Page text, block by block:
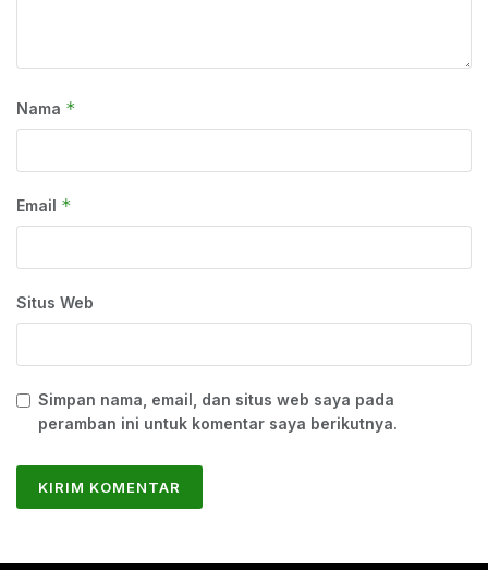
Nama *
Email *
Situs Web
Simpan nama, email, dan situs web saya pada
peramban ini untuk komentar saya berikutnya.